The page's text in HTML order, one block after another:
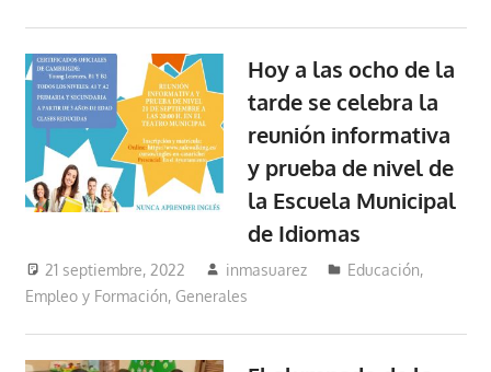
Hoy a las ocho de la
tarde se celebra la
reunión informativa
y prueba de nivel de
la Escuela Municipal
de Idiomas
21 septiembre, 2022 inmasuarez
Educación,
Empleo y Formación, Generales